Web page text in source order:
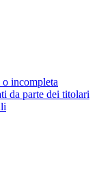
o incompleta
da parte dei titolari